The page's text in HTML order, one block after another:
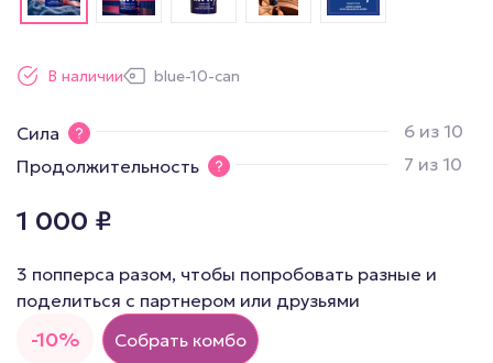
В наличии blue-10-can
Сила
6 из 10
Продолжительность
7 из 10
1 000 ₽
-10%
3 попперса разом, чтобы попробовать разные и
поделиться с партнером или друзьями
Собрать комбо